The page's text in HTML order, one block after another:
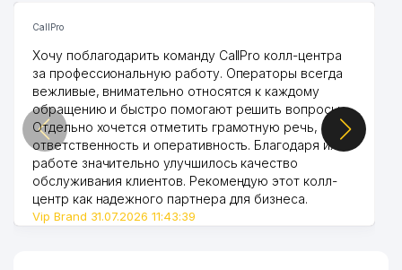
CallPro
Хочу поблагодарить команду CallPro колл-центра
за профессиональную работу. Операторы всегда
вежливые, внимательно относятся к каждому
обращению и быстро помогают решить вопросы.
Отдельно хочется отметить грамотную речь,
ответственность и оперативность. Благодаря их
работе значительно улучшилось качество
обслуживания клиентов. Рекомендую этот колл-
центр как надежного партнера для бизнеса.
Vip Brand 31.07.2026 11:43:39